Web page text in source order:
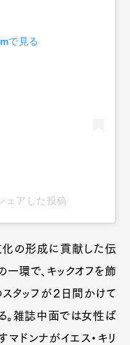
で見る
ェアした投稿
化の形成に貢献した伝
環で、キックオフを飾
タッフが２日間かけて
。雑誌中面では女性ば
ドンナがイエス・キリ